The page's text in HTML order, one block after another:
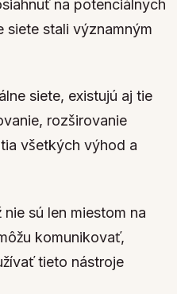
na potenciálnych
siete stali významným
siete, existujú aj tie
rozširovanie
všetkých výhod a
sú len miestom na
komunikovať,
tieto nástroje